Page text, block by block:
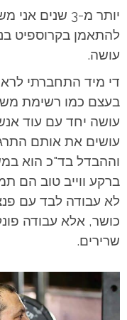
יותר מ-3
להתאמן בקרוספיט
עושה.
די מיד התחברתי
בעצם כמו רשימת
עושים את אותם
וההבדל בד"כ הוא
ברקע ווייב טוב הם
לא עבודה לבד עם
כושר, אלא עבודה
שרירים.